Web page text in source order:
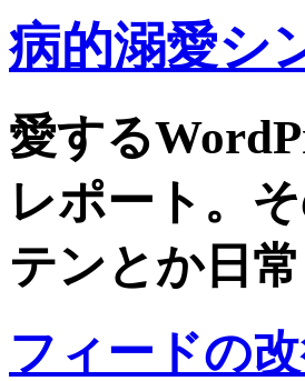
病的溺愛シ
愛する
レポート。
テンとか日
フィードの